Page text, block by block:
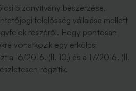
bizonyítvány beszerzése,
felelősség vállalása mellett
részéről. Hogy pontosan
vonatkozik egy erkölcsi
a 16/2016. (II. 10.) és a 17/2016. (II.
rögzítik.